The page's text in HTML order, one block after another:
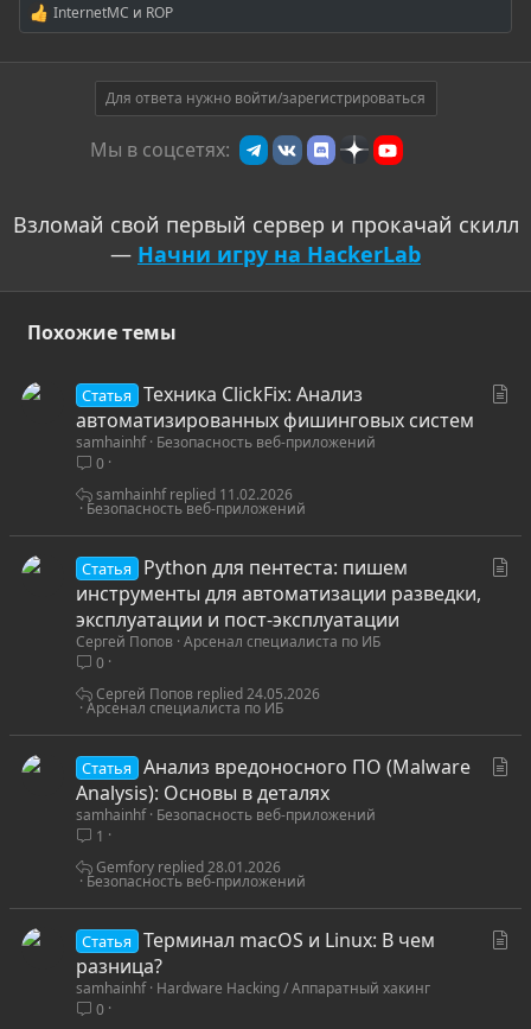
Р
е
а
InternetMC и ROP
Для ответа нужно войти/зарегистрироваться
Мы в соцсетях:
Взломай свой первый сервер и прокачай скилл
— Начни игру на HackerLab
Похожие темы
Статья
Техника ClickFix: Анализ
автоматизированных фишинговых систем
samhainhf Безопасность веб-приложений
0
Безопасность веб-приложений
11.02.2026
samhainhf
Статья
Python для пентеста: пишем
инструменты для автоматизации разведки,
эксплуатации и пост-эксплуатации
Сергей Попов Арсенал специалиста по ИБ
0
Арсенал специалиста по ИБ
24.05.2026
Сергей Попов
Статья
Анализ вредоносного ПО (Malware
Analysis): Основы в деталях
samhainhf Безопасность веб-приложений
1
Безопасность веб-приложений
28.01.2026
Gemfory
Статья
Терминал macOS и Linux: В чем
разница?
samhainhf Hardware Hacking / Аппаратный хакинг
0